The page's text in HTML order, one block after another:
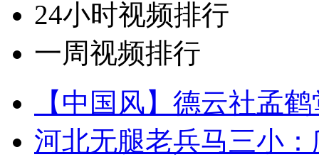
24小时视频排行
一周视频排行
【中国风】德云社孟
河北无腿老兵马三小